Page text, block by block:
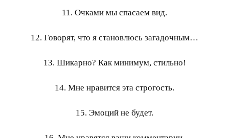
11. Очками мы спасаем вид.
12. Говорят, что я становлюсь загадочным…
13. Шикарно? Как минимум, стильно!
14. Мне нравится эта строгость.
15. Эмоций не будет.